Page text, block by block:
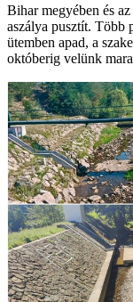
Bihar megyében és
aszálya pusztít. Több
ütemben apad, a
októberig velünk